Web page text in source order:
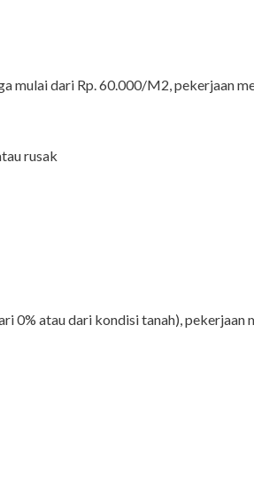
mulai dari Rp. 60.000/M2, pekerjaan
rusak
0% atau dari kondisi tanah), pekerjaan